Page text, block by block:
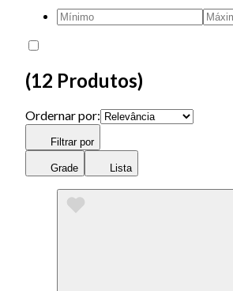
(12 Produtos)
Ordernar por:
Filtrar por
Grade Lista